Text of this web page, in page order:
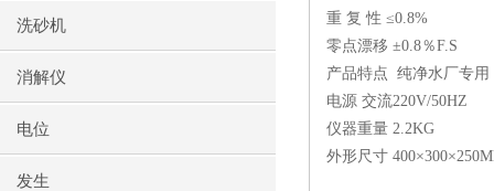
洗砂机
消解仪
电位
发生
重 复 性 ≤0.8%
零点漂移 ±0.8％F.S
产品特点 纯净水厂专
电源 交流220V/50HZ
仪器重量 2.2KG
外形尺寸 400×300×